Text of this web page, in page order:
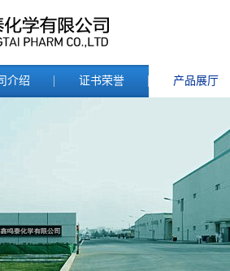
介绍 证书荣誉 产品展厅